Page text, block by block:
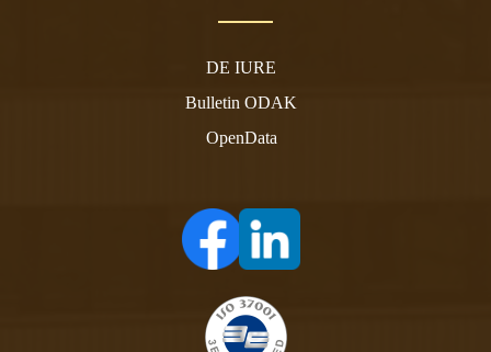
DE IURE
Bulletin ODAK
OpenData
(otvára sa v novom tabe)
(otvára sa v novom tabe)